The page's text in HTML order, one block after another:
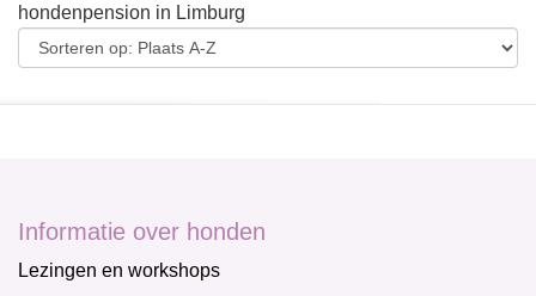
hondenpension in Limburg
Informatie over honden
Lezingen en workshops